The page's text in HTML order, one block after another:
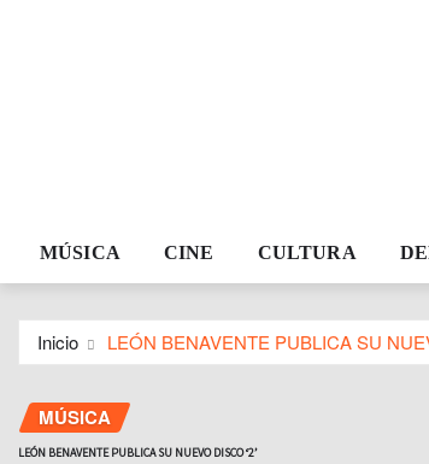
MÚSICA CINE CULTURA
Inicio LEÓN BENAVENTE PUBLICA SU
MÚSICA
LEÓN BENAVENTE PUBLICA SU NUEVO DISCO ‘2’